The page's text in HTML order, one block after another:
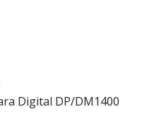
Digital DP/DM1400